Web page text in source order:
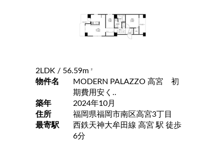
2LDK / 56.59m 2
物件名
MODERN PALAZZO 高宮 初
期費用安く..
築年
2024年10月
住所
福岡県福岡市南区高宮3丁目
最寄駅
西鉄天神大牟田線 高宮 駅 徒歩
6分